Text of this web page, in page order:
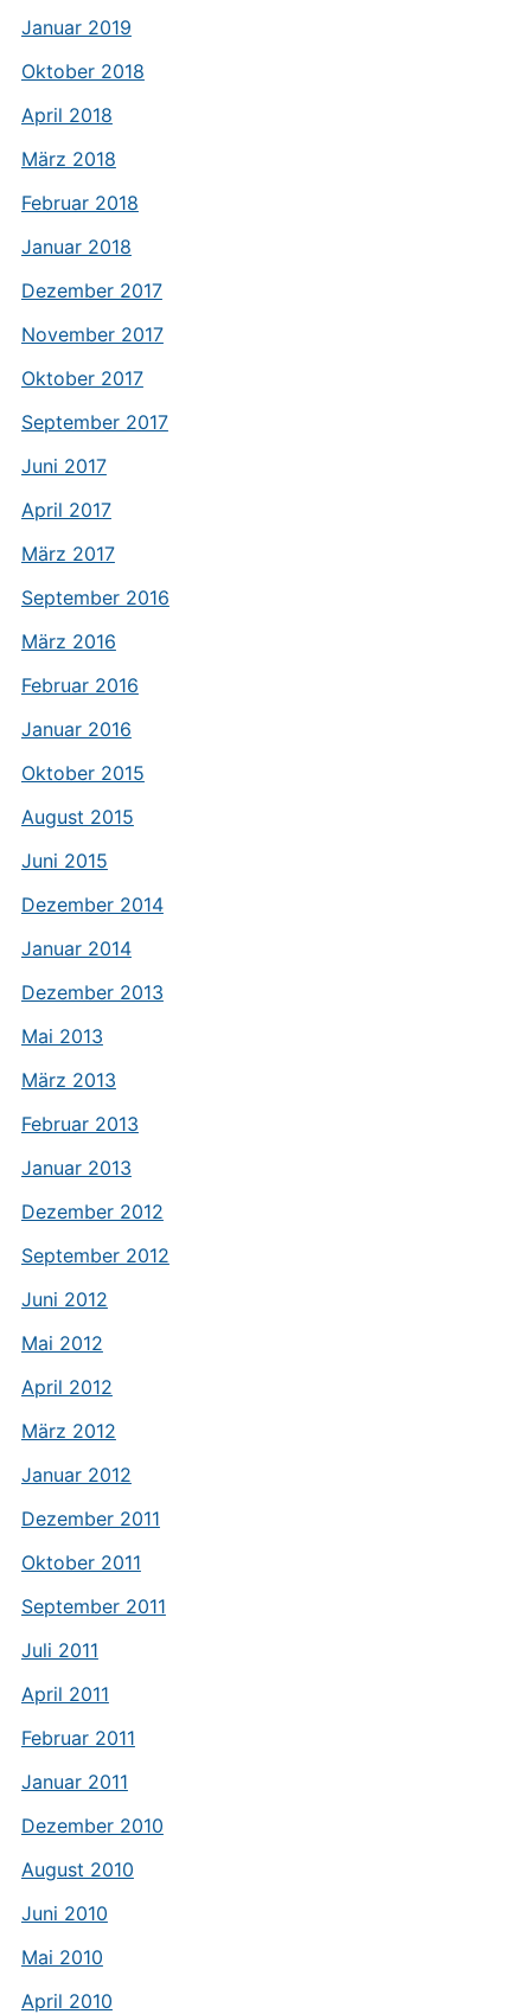
Januar 2019
Oktober 2018
April 2018
März 2018
Februar 2018
Januar 2018
Dezember 2017
November 2017
Oktober 2017
September 2017
Juni 2017
April 2017
März 2017
September 2016
März 2016
Februar 2016
Januar 2016
Oktober 2015
August 2015
Juni 2015
Dezember 2014
Januar 2014
Dezember 2013
Mai 2013
März 2013
Februar 2013
Januar 2013
Dezember 2012
September 2012
Juni 2012
Mai 2012
April 2012
März 2012
Januar 2012
Dezember 2011
Oktober 2011
September 2011
Juli 2011
April 2011
Februar 2011
Januar 2011
Dezember 2010
August 2010
Juni 2010
Mai 2010
April 2010